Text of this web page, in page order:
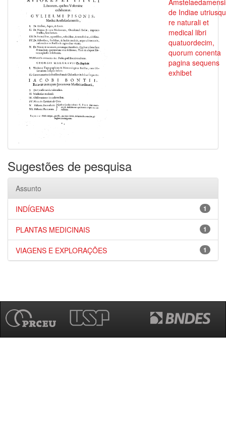
de Indiae
re naturali et
medical libri
quatuordecim,
quorum conenta
pagina sequens
exhibet
Sugestões de pesquisa
Assunto
1
INDÍGENAS
1
PLANTAS MEDICINAIS
1
VIAGENS E EXPLORAÇÕES